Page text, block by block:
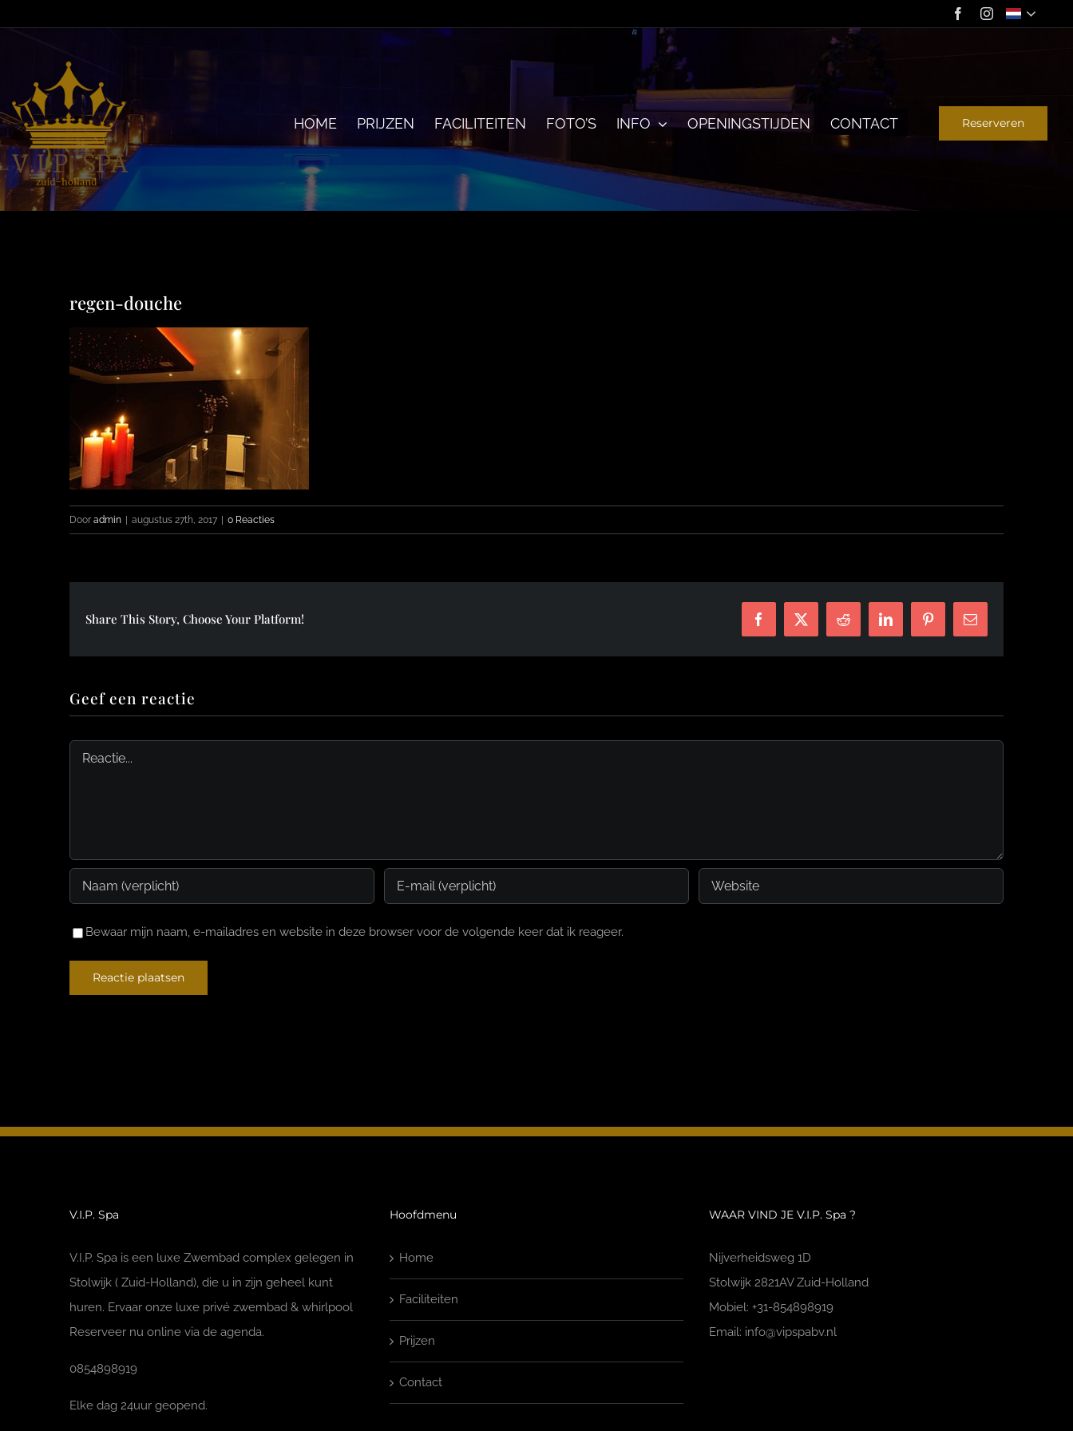
HOME PRIJZEN FACILITEITEN FOTO’S INFO OPENINGSTIJDEN CONTACT Reserveren
regen-douche
Door admin augustus 27th, 2017 0 Reacties
Share This Story, Choose Your Platform! Facebook
X Reddit LinkedInPinterest
E-
mail
Geef een reactie
Reactie
Bewaar mijn naam, e-mailadres en website in deze browser voor de volgende keer dat ik reageer.
V.I.P. Spa
V.I.P. Spa is een luxe Zwembad complex gelegen in
Stolwijk ( Zuid-Holland), die u in zijn geheel kunt
huren. Ervaar onze luxe privé zwembad & whirlpool
Reserveer nu online via de agenda.
0854898919
Elke dag 24uur geopend.
Hoofdmenu
Home
Faciliteiten
Prijzen
Contact
WAAR VIND JE V.I.P. Spa ?
Nijverheidsweg 1D
Stolwijk 2821AV Zuid-Holland
Mobiel: +31-854898919
Email: info@vipspabv.nl